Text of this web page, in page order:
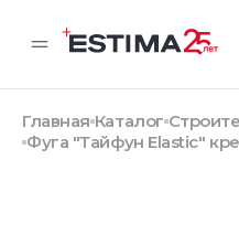
Главная Каталог
Фуга "Тайфун Elastic"